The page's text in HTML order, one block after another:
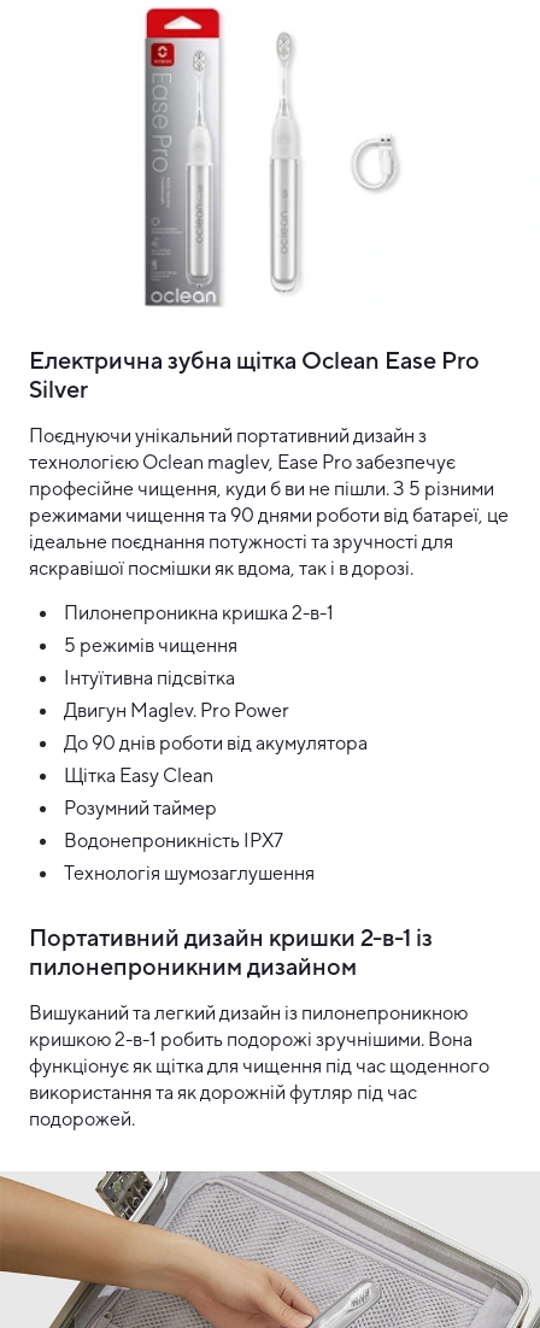
Електрична зубна щітка Oclean Ease Pro
Silver
Поєднуючи унікальний портативний дизайн з
технологією Oclean maglev, Ease Pro забезпечує
професійне чищення, куди б ви не пішли. З 5 різними
режимами чищення та 90 днями роботи від батареї, це
ідеальне поєднання потужності та зручності для
яскравішої посмішки як вдома, так і в дорозі.
Пилонепроникна кришка 2-в-1
5 режимів чищення
Інтуїтивна підсвітка
Двигун Maglev. Pro Power
До 90 днів роботи від акумулятора
Щітка Easy Clean
Розумний таймер
Водонепроникність IPX7
Технологія шумозаглушення
Портативний дизайн кришки 2-в-1 із
пилонепроникним дизайном
Вишуканий та легкий дизайн із пилонепроникною
кришкою 2-в-1 робить подорожі зручнішими. Вона
функціонує як щітка для чищення під час щоденного
використання та як дорожній футляр під час
подорожей.